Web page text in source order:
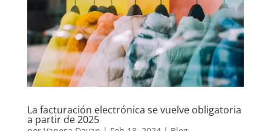
La facturación electrónica se vuelve obligatoria
a partir de 2025